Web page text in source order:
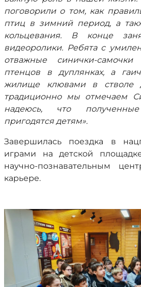
поговорили о том, как
птиц в зимний период, а
кольцевания. В конце
видеоролики. Ребята с
отважные синички-
птенцов в дуплянках, а
жилище клювами в стволе
традиционно мы отмечаем
надеюсь, что
пригодятся детям».
Завершилась поездка в
играми на детской
научно-познавательным
карьере.